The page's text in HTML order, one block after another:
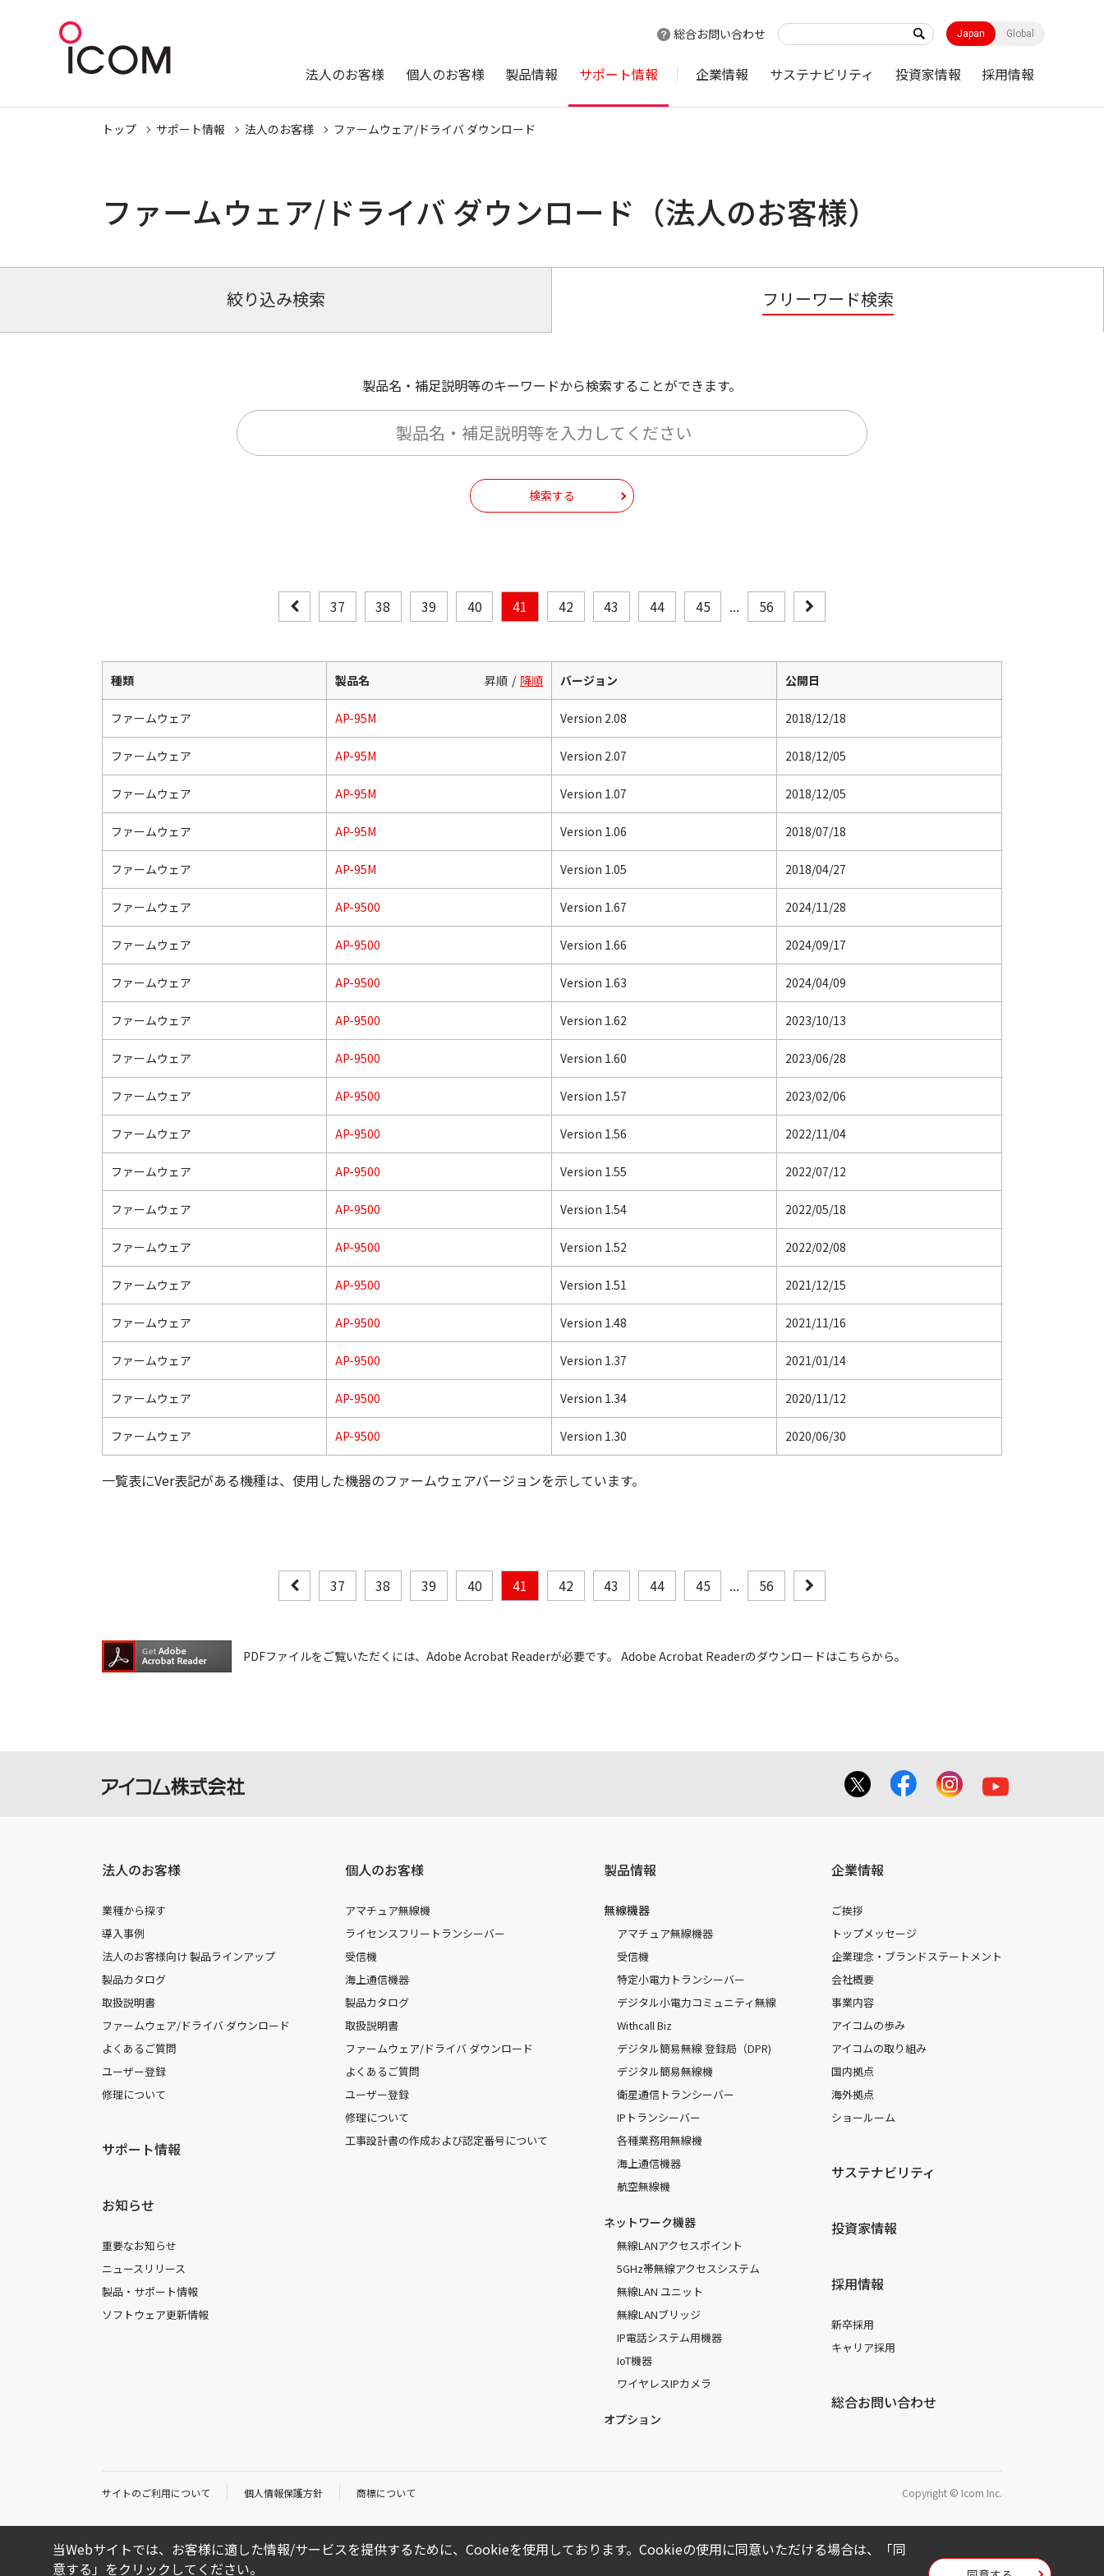
総合お問い合わせ Japan Global
法人のお客様 個人のお客様 製品情報 サポート情報 企業情報 サステナビリティ 投資家情報 採用情報
トップ サポート情報 法人のお客様 ファームウェア/ドライバ ダウンロード
ファームウェア/ドライバ ダウンロード（法人のお客様）
絞り込み検索 フリーワード検索
製品名・補足説明等のキーワードから検索することができます。
検索する
37 38 39 40 41 42 43 44 45 ... 56
種類 製品名 昇順 降順 バージョン 公開日
ファームウェア AP-95M Version 2.08 2018/12/18
ファームウェア AP-95M Version 2.07 2018/12/05
ファームウェア AP-95M Version 1.07 2018/12/05
ファームウェア AP-95M Version 1.06 2018/07/18
ファームウェア AP-95M Version 1.05 2018/04/27
ファームウェア AP-9500 Version 1.67 2024/11/28
ファームウェア AP-9500 Version 1.66 2024/09/17
ファームウェア AP-9500 Version 1.63 2024/04/09
ファームウェア AP-9500 Version 1.62 2023/10/13
ファームウェア AP-9500 Version 1.60 2023/06/28
ファームウェア AP-9500 Version 1.57 2023/02/06
ファームウェア AP-9500 Version 1.56 2022/11/04
ファームウェア AP-9500 Version 1.55 2022/07/12
ファームウェア AP-9500 Version 1.54 2022/05/18
ファームウェア AP-9500 Version 1.52 2022/02/08
ファームウェア AP-9500 Version 1.51 2021/12/15
ファームウェア AP-9500 Version 1.48 2021/11/16
ファームウェア AP-9500 Version 1.37 2021/01/14
ファームウェア AP-9500 Version 1.34 2020/11/12
ファームウェア AP-9500 Version 1.30 2020/06/30
一覧表にVer表記がある機種は、使用した機器のファームウェアバージョンを示しています。
37 38 39 40 41 42 43 44 45 ... 56
PDFファイルをご覧いただくには、Adobe Acrobat Readerが必要です。 Adobe Acrobat Readerのダウンロードはこちらから。
法人のお客様
業種から探す
導入事例
法人のお客様向け 製品ラインアップ
製品カタログ
取扱説明書
ファームウェア/ドライバ ダウンロード
よくあるご質問
ユーザー登録
修理について
サポート情報
お知らせ
重要なお知らせ
ニュースリリース
製品・サポート情報
ソフトウェア更新情報
個人のお客様
アマチュア無線機
ライセンスフリートランシーバー
受信機
海上通信機器
製品カタログ
取扱説明書
ファームウェア/ドライバ ダウンロード
よくあるご質問
ユーザー登録
修理について
工事設計書の作成および認定番号について
製品情報
無線機器
アマチュア無線機器
受信機
特定小電力トランシーバー
デジタル小電力コミュニティ無線
Withcall Biz
デジタル簡易無線 登録局（DPR)
デジタル簡易無線機
衛星通信トランシーバー
IPトランシーバー
各種業務用無線機
海上通信機器
航空無線機
ネットワーク機器
無線LANアクセスポイント
5GHz帯無線アクセスシステム
無線LAN ユニット
無線LANブリッジ
IP電話システム用機器
IoT機器
ワイヤレスIPカメラ
オプション
企業情報
ご挨拶
トップメッセージ
企業理念・ブランドステートメント
会社概要
事業内容
アイコムの歩み
アイコムの取り組み
国内拠点
海外拠点
ショールーム
サステナビリティ
投資家情報
採用情報
新卒採用
キャリア採用
総合お問い合わせ
サイトのご利用について 個人情報保護方針 商標について Copyright © Icom Inc.
当Webサイトでは、お客様に適した情報/サービスを提供するために、Cookieを使用しております。Cookieの使用に同意いただける場合は、「同
意する」をクリックしてください。